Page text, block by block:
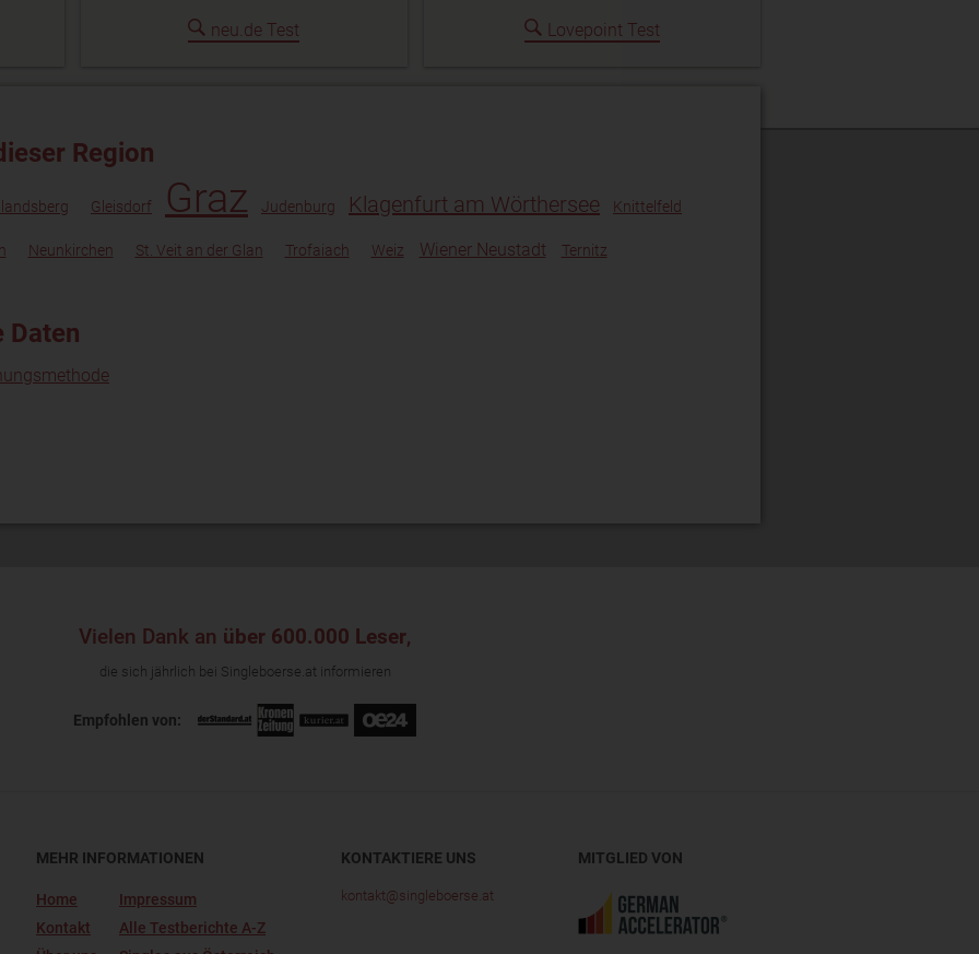
neu.de Test Lovepoint Test
Region
Gleisdorf Graz Judenburg Klagenfurt am Wörthersee Knittelfeld
Neunkirchen St. Veit an der Glan Trofaiach Weiz Wiener Neustadt Ternitz
Daten
Vielen Dank an über 600.000 Leser,
die sich jährlich bei Singleboerse.at informieren
Empfohlen von:
MEHR INFORMATIONEN
Home
Kontakt
Impressum
Alle Testberichte A-Z
KONTAKTIERE UNS
kontakt@singleboerse.at
MITGLIED VON